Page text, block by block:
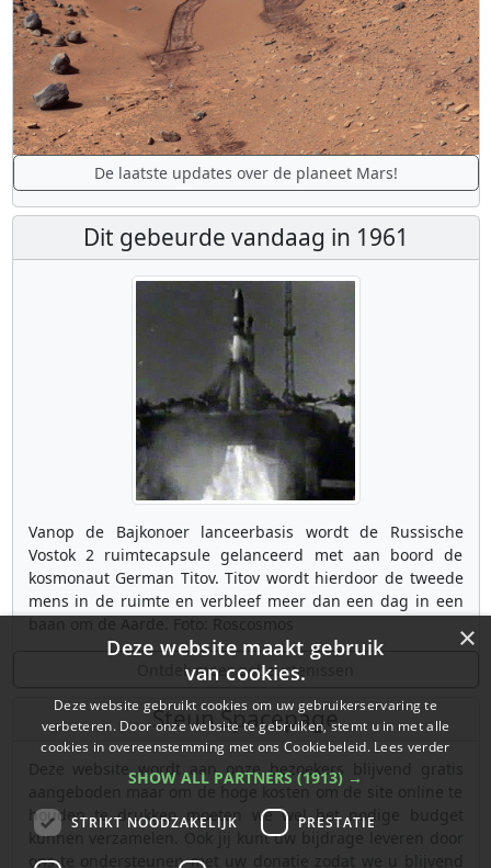
De laatste updates over de planeet Mars!
Dit gebeurde vandaag in 1961
Vanop de Bajkonoer lanceerbasis wordt de Russische
Vostok 2 ruimtecapsule gelanceerd met aan boord de
kosmonaut German Titov. Titov wordt hierdoor de tweede
mens in de ruimte en verbleef meer dan een dag in een
Ontdek meer gebeurtenissen
Steun Spacepage
Deze website wordt aan onze bezoekers blijvend gratis
aangeboden maar om de hoge kosten om de site online te
houden te drukken moeten we wel het nodige budget
kunnen verzamelen. Ook jij kunt uw bijdrage leveren door
ons te ondersteunen met uw donatie zodat we u blijvend
×
Deze website maakt gebruik
van cookies.
Deze website gebruikt cookies om uw gebruikerservaring te
verbeteren. Door onze website te gebruiken, stemt u in met alle
cookies in overeenstemming met ons Cookiebeleid. Lees verder
SHOW ALL PARTNERS (1913) →
STRIKT NOODZAKELIJK PRESTATIE